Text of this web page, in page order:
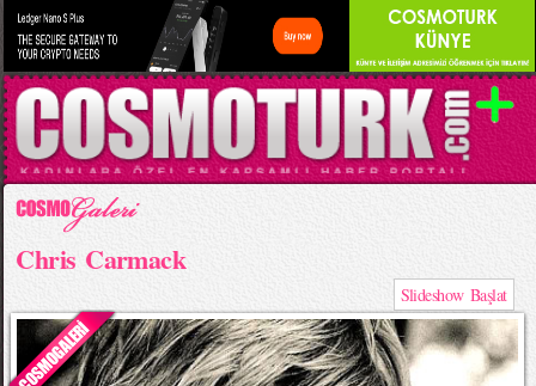
Chris Carmack
Slideshow Başlat